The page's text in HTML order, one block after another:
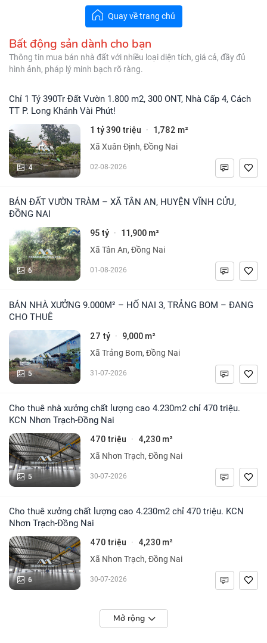
Quay về trang chủ
Bất động sản dành cho bạn
Thông tin mua bán nhà đất với nhiều loại diện tích, giá cả, đầy đủ
hình ảnh, pháp lý minh bạch rõ ràng.
Chỉ 1 Tỷ 390Tr Đất Vườn 1.800 m2, 300 ONT, Nhà Cấp 4, Cách
TT P. Long Khánh Vài Phút!
4
1 tỷ 390 triệu · 1,782 m²
Xã Xuân Định, Đồng Nai
02-08-2026
BÁN ĐẤT VƯỜN TRÀM – XÃ TÂN AN, HUYỆN VĨNH CỬU,
ĐỒNG NAI
6
95 tỷ · 11,900 m²
Xã Tân An, Đồng Nai
01-08-2026
BÁN NHÀ XƯỞNG 9.000M² – HỐ NAI 3, TRẢNG BOM – ĐANG
CHO THUÊ
5
27 tỷ · 9,000 m²
Xã Trảng Bom, Đồng Nai
31-07-2026
Cho thuê nhà xưởng chất lượng cao 4.230m2 chỉ 470 triệu.
KCN Nhơn Trạch-Đồng Nai
5
470 triệu · 4,230 m²
Xã Nhơn Trạch, Đồng Nai
30-07-2026
Cho thuê xưởng chất lượng cao 4.230m2 chỉ 470 triệu. KCN
Nhơn Trạch-Đồng Nai
6
470 triệu · 4,230 m²
Xã Nhơn Trạch, Đồng Nai
30-07-2026
Mở rộng